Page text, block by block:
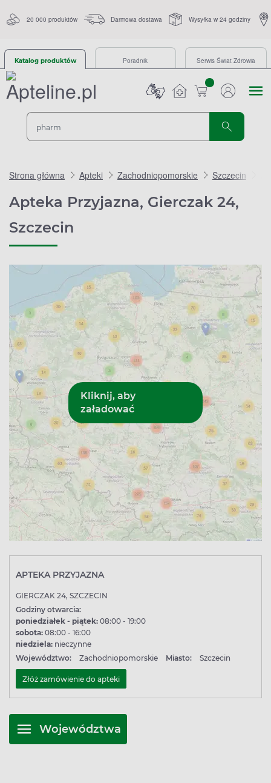
20 000 produktów Darmowa dostawa Wysyłka w 24 godziny
Katalog produktów Poradnik Serwis Świat Zdrowia
sztuk
Strona główna Apteki Zachodniopomorskie Szczecin
Apteka Przyjazna, Gierczak 24,
Szczecin
APTEKA PRZYJAZNA
GIERCZAK 24, SZCZECIN
Godziny otwarcia:
poniedziałek - piątek: 08:00 - 19:00
sobota: 08:00 - 16:00
niedziela: nieczynne
Województwo:
Zachodniopomorskie Miasto: Szczecin
Złóż zamówienie do apteki
Województwa